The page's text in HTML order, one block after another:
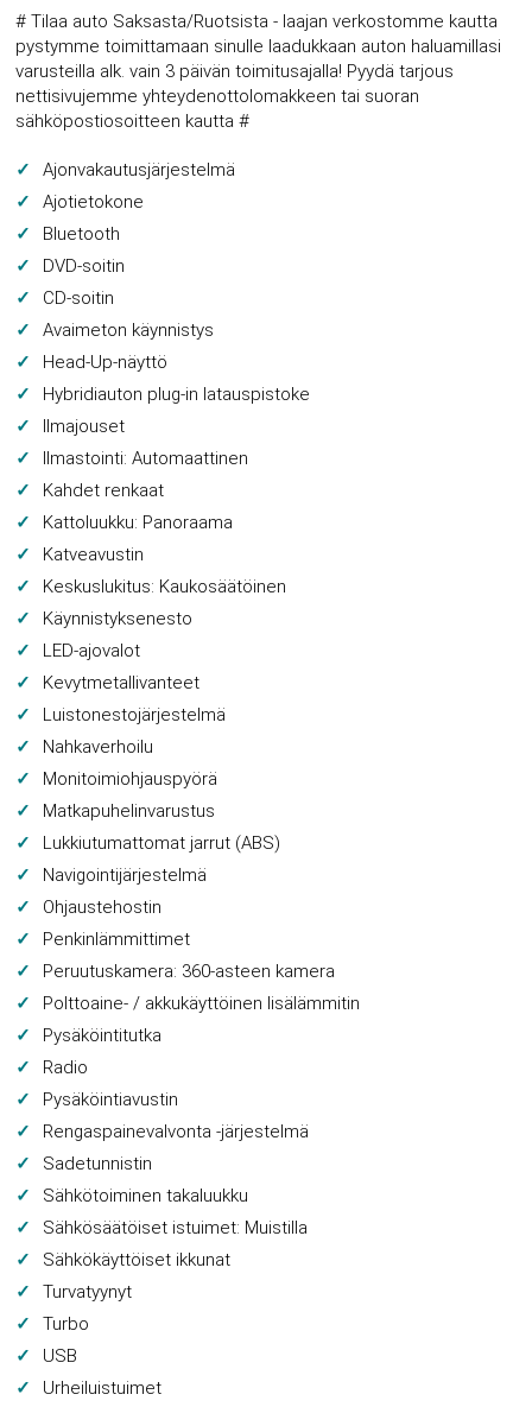
# Tilaa auto Saksasta/Ruotsista - laajan verkostomme kautta
pystymme toimittamaan sinulle laadukkaan auton haluamillasi
varusteilla alk. vain 3 päivän toimitusajalla! Pyydä tarjous
nettisivujemme yhteydenottolomakkeen tai suoran
sähköpostiosoitteen kautta #
Ajonvakautusjärjestelmä
Ajotietokone
Bluetooth
DVD-soitin
CD-soitin
Avaimeton käynnistys
Head-Up-näyttö
Hybridiauton plug-in latauspistoke
Ilmajouset
Ilmastointi: Automaattinen
Kahdet renkaat
Kattoluukku: Panoraama
Katveavustin
Keskuslukitus: Kaukosäätöinen
Käynnistyksenesto
LED-ajovalot
Kevytmetallivanteet
Luistonestojärjestelmä
Nahkaverhoilu
Monitoimiohjauspyörä
Matkapuhelinvarustus
Lukkiutumattomat jarrut (ABS)
Navigointijärjestelmä
Ohjaustehostin
Penkinlämmittimet
Peruutuskamera: 360-asteen kamera
Polttoaine- / akkukäyttöinen lisälämmitin
Pysäköintitutka
Radio
Pysäköintiavustin
Rengaspainevalvonta -järjestelmä
Sadetunnistin
Sähkötoiminen takaluukku
Sähkösäätöiset istuimet: Muistilla
Sähkökäyttöiset ikkunat
Turvatyynyt
Turbo
USB
Urheiluistuimet